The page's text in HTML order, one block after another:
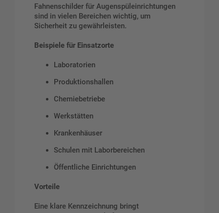
Fahnenschilder für Augenspüleinrichtungen
sind in vielen Bereichen wichtig, um
Sicherheit zu gewährleisten.
Beispiele für Einsatzorte
Laboratorien
Produktionshallen
Chemiebetriebe
Werkstätten
Krankenhäuser
Schulen mit Laborbereichen
Öffentliche Einrichtungen
Vorteile
Eine klare Kennzeichnung bringt